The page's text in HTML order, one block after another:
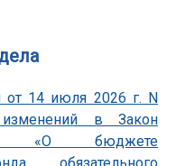
от 14 июля 2026 г. N
в Закон
«О бюджете
обязательного